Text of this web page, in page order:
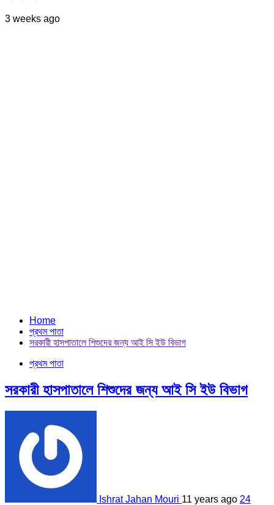
3 weeks ago
Home
প্রথম পাতা
সরকারী হাসপাতালে শিশুদের জন্য আই সি ইউ বিভাগ
প্রথম পাতা
সরকারী হাসপাতালে শিশুদের জন্য আই সি ইউ বিভাগ
Ishrat Jahan Mouri 11 years ago 24